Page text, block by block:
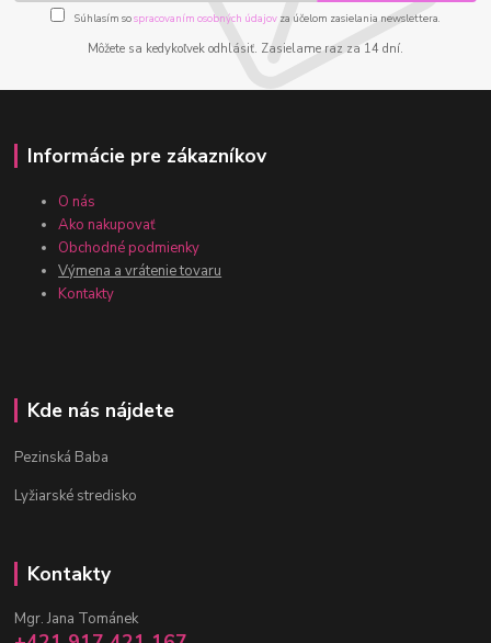
Súhlasím sospracovaním osobných údajov za účelom zasielania newslettera.
Môžete sa kedykoľvek odhlásiť. Zasielame raz za 14 dní.
Informácie pre zákazníkov
O nás
Ako nakupovať
Obchodné podmienky
Výmena a vrátenie tovaru
Kontakty
Kde nás nájdete
Pezinská Baba
Lyžiarské stredisko
Kontakty
Mgr. Jana Tománek